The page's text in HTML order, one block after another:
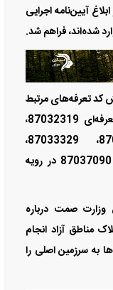
پیش از ابلاغ آیین‌نامه اجرایی
شده‌اند، فراهم شد.
کد تعرفه‌های مرتبط
با این دسته از خودروها شامل ردیف‌های تعرفه‌ای 87032319،
87032339، 87032490، 87033319، 87033329،
87034090، 87035090، 87036090 و 87037090 در رویه
وزارت صمت درباره
مناطق آزاد انجام
به سرزمین اصلی را